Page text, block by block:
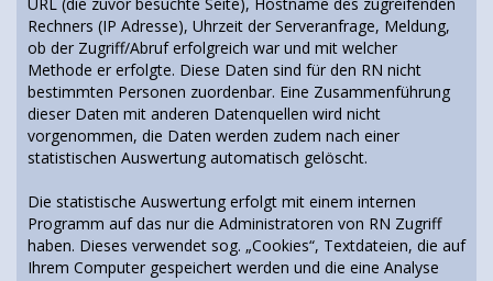
Rechners (IP Adresse), Uhrzeit der Serveranfrage, Meldung,
ob der Zugriff/Abruf erfolgreich war und mit welcher
Methode er erfolgte. Diese Daten sind für den RN nicht
bestimmten Personen zuordenbar. Eine Zusammenführung
dieser Daten mit anderen Datenquellen wird nicht
vorgenommen, die Daten werden zudem nach einer
statistischen Auswertung automatisch gelöscht.
Die statistische Auswertung erfolgt mit einem internen
Programm auf das nur die Administratoren von RN Zugriff
haben. Dieses verwendet sog. „Cookies“, Textdateien, die auf
Ihrem Computer gespeichert werden und die eine Analyse